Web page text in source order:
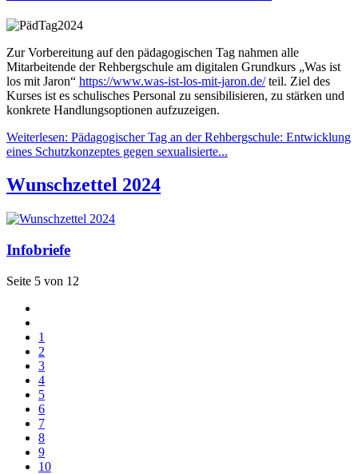
Zur Vorbereitung auf den pädagogischen Tag nahmen alle
Mitarbeitende der Rehbergschule am digitalen Grundkurs „Was ist
los mit Jaron“ https://www.was-ist-los-mit-jaron.de/teil. Ziel des
Kurses ist es schulisches Personal zu sensibilisieren, zu stärken und
konkrete Handlungsoptionen aufzuzeigen.
Weiterlesen: Pädagogischer Tag an der Rehbergschule: Entwicklung
eines Schutzkonzeptes gegen sexualisierte...
Wunschzettel 2024
Infobriefe
Seite 5 von 12
1
2
3
4
5
6
7
8
9
10